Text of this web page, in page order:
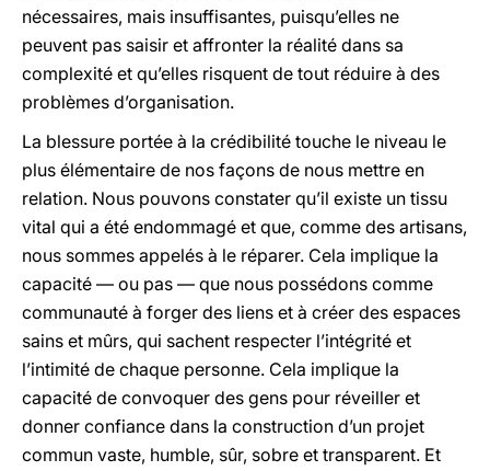
nécessaires, mais insuffisantes, puisqu’elles ne
peuvent pas saisir et affronter la réalité dans sa
complexité et qu’elles risquent de tout réduire à des
problèmes d’organisation.
La blessure portée à la crédibilité touche le niveau le
plus élémentaire de nos façons de nous mettre en
relation. Nous pouvons constater qu’il existe un tissu
vital qui a été endommagé et que, comme des artisans,
nous sommes appelés à le réparer. Cela implique la
capacité — ou pas — que nous possédons comme
communauté à forger des liens et à créer des espaces
sains et mûrs, qui sachent respecter l’intégrité et
l’intimité de chaque personne. Cela implique la
capacité de convoquer des gens pour réveiller et
donner confiance dans la construction d’un projet
commun vaste, humble, sûr, sobre et transparent. Et